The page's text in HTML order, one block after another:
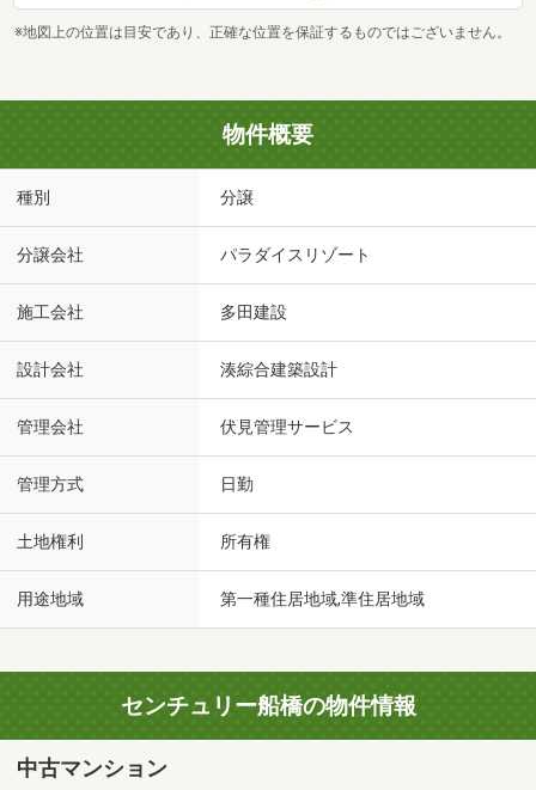
※地図上の位置は目安であり、正確な位置を保証するものではございません。
物件概要
種別 分譲
分譲会社 パラダイスリゾート
施工会社 多田建設
設計会社 湊綜合建築設計
管理会社 伏見管理サービス
管理方式 日勤
土地権利 所有権
用途地域 第一種住居地域,準住居地域
センチュリー船橋の物件情報
中古マンション